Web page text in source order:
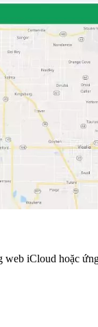
iCloud hoặc